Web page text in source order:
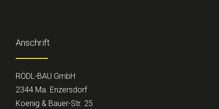
Anschrift
RÖDL-BAU GmbH
2344 Ma. Enzersdorf
Koenig & Bauer-Str. 25